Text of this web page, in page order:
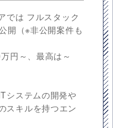
では フルスタック
開（※非公開案件も
円～、最高は～
システムの開発や
スキルを持つエン